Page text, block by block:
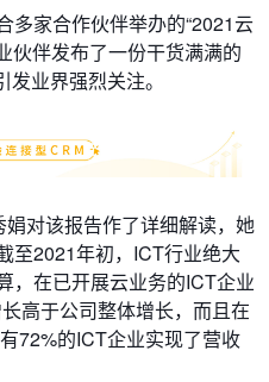
多家合作伙伴举办的“2021云
伙伴发布了一份干货满满的
业界强烈关注。
对该报告作了详细解读，她
至2021年初，ICT行业绝大
，在已开展云业务的ICT企业
高于公司整体增长，而且在
72%的ICT企业实现了营收